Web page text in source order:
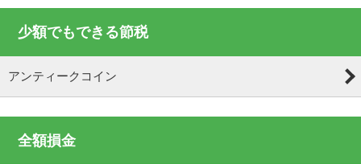
少額でもできる節税
アンティークコイン
全額損金